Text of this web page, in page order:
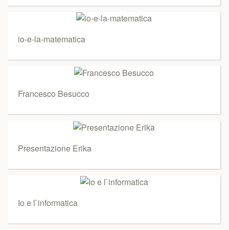
io-e-la-matematica
Francesco Besucco
Presentazione Erika
Io e l`informatica